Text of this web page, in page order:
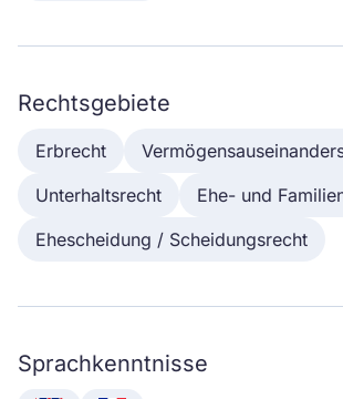
Rechtsgebiete
Erbrecht
Unterhaltsrecht
Ehe- und
Ehescheidung / Scheidungsrecht
Sprachkenntnisse